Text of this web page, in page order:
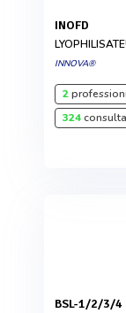
INOFD
INNOVA®
2
324
BSL-1/2/3/4